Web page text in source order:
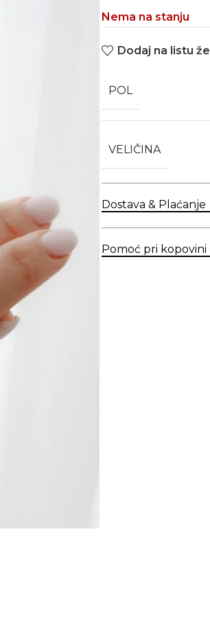
Nema na stanju
Dodaj na listu
POL
VELIČINA
Dostava & Plaćanje
Pomoć pri kopovini